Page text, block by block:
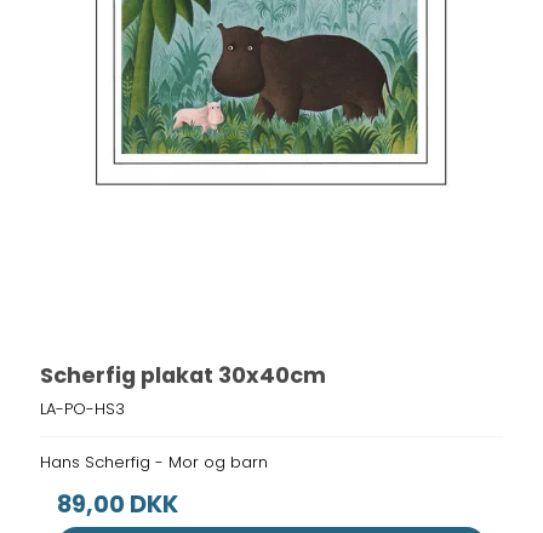
Scherfig plakat 30x40cm
LA-PO-HS3
Hans Scherfig - Mor og barn
89,00 DKK